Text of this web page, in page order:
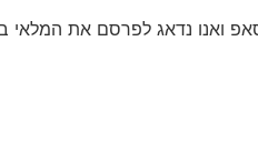
ואנו נדאג לפרסם את המלאי